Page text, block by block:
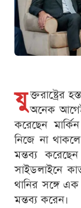
যু ক্তরাষ্ট্রের
অনেক আগেই
করেছেন
নিজে না
মন্তব্য
সাইডলাইনে
থানির সঙ্গে
মন্তব্য করেন।